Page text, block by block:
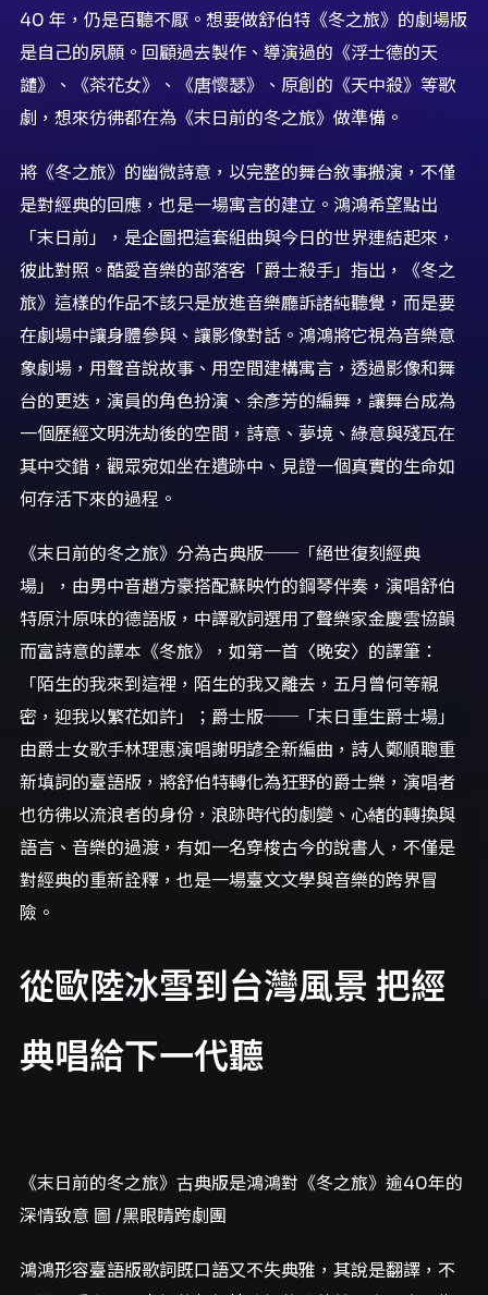
40 年，仍是百聽不厭。想要做舒伯特《冬之旅》的劇場版
是自己的夙願。回顧過去製作、導演過的《浮士德的天
譴》、《茶花女》、《唐懷瑟》、原創的《天中殺》等歌
劇，想來彷彿都在為《末日前的冬之旅》做準備。
將《冬之旅》的幽微詩意，以完整的舞台敘事搬演，不僅
是對經典的回應，也是一場寓言的建立。鴻鴻希望點出
「末日前」，是企圖把這套組曲與今日的世界連結起來，
彼此對照。酷愛音樂的部落客「爵士殺手」指出，《冬之
旅》這樣的作品不該只是放進音樂廳訴諸純聽覺，而是要
在劇場中讓身體參與、讓影像對話。鴻鴻將它視為音樂意
象劇場，用聲音說故事、用空間建構寓言，透過影像和舞
台的更迭，演員的角色扮演、余彥芳的編舞，讓舞台成為
一個歷經文明洗劫後的空間，詩意、夢境、綠意與殘瓦在
其中交錯，觀眾宛如坐在遺跡中、見證一個真實的生命如
何存活下來的過程。
《末日前的冬之旅》分為古典版──「絕世復刻經典
場」，由男中音趙方豪搭配蘇映竹的鋼琴伴奏，演唱舒伯
特原汁原味的德語版，中譯歌詞選用了聲樂家金慶雲協韻
而富詩意的譯本《冬旅》，如第一首〈晚安〉的譯筆：
「陌生的我來到這裡，陌生的我又離去，五月曾何等親
密，迎我以繁花如許」；爵士版──「末日重生爵士場」
由爵士女歌手林理惠演唱謝明諺全新編曲，詩人鄭順聰重
新填詞的臺語版，將舒伯特轉化為狂野的爵士樂，演唱者
也彷彿以流浪者的身份，浪跡時代的劇變、心緒的轉換與
語言、音樂的過渡，有如一名穿梭古今的說書人，不僅是
對經典的重新詮釋，也是一場臺文文學與音樂的跨界冒
險。
從歐陸冰雪到台灣風景 把經
典唱給下一代聽
《末日前的冬之旅》古典版是鴻鴻對《冬之旅》逾40年的
深情致意 圖 /黑眼睛跨劇團
鴻鴻形容臺語版歌詞既口語又不失典雅，其說是翻譯，不